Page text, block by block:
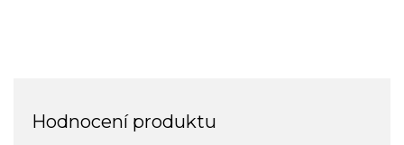
Hodnocení produktu